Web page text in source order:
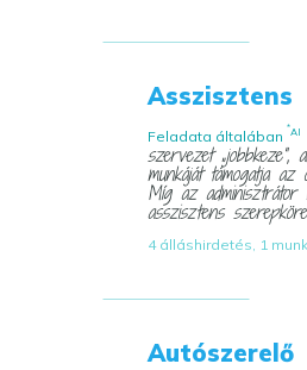
Asszisztens
Feladata általában *AI
szervezet
munkáját támogatja az
Míg az adminisztrátor
asszisztens
4 álláshirdetés, 1
Autószerelő